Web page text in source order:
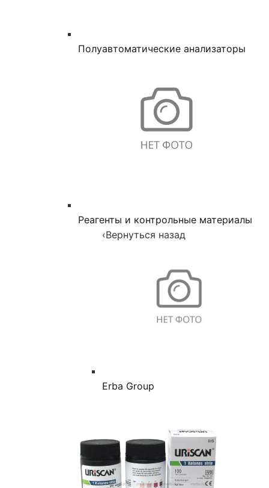
Полуавтоматические анализаторы
Реагенты и контрольные материалы
‹Вернуться назад
Erba Group